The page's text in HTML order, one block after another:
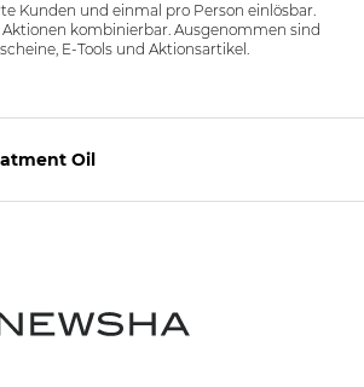
Kunden und einmal pro Person einlösbar.
kombinierbar. Ausgenommen sind
E-Tools und Aktionsartikel.
Oil